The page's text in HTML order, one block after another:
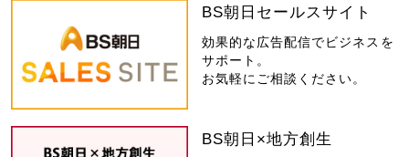
BS朝日セールスサイト
効果的な広告配信でビジネスを
サポート。
お気軽にご相談ください。
BS朝日×地方創生